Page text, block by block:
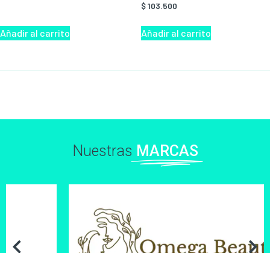
Añadir al carrito
$103.500
Añadir al carrito
Nuestras MARCAS